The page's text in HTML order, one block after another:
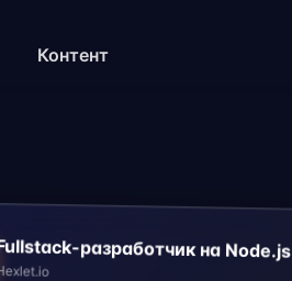
Контент
разработчик на Node.js